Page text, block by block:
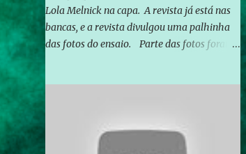
Exemplo: o cidadão brasileiro não precisa só
ser informado sobre operações da Lava Jato,
Reformas que podem retirar ou não direitos,
até as pessoas, do mais simples ao mais
Lola Melnick na capa. A revista já está nas
bancas, e a revista divulgou uma palhinha
das fotos do ensaio. Parte das fotos foram
divulga capa e primeiras fotos de Lola
Melnick - @aredacao